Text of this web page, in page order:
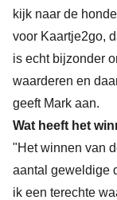
kijk naar de
voor Kaartje2go,
is echt bijzonder
waarderen en
geeft Mark aan.
Wat heeft het
"Het winnen van
aantal geweldige
ik een terechte